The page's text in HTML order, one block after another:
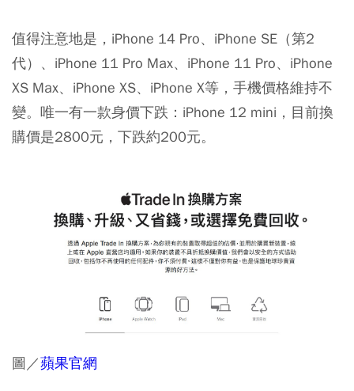
值得注意地是，iPhone 14 Pro、iPhone SE（第2
代）、iPhone 11 Pro Max、iPhone 11 Pro、iPhone
XS Max、iPhone XS、iPhone X等，手機價格維持不
變。唯一有一款身價下跌：iPhone 12 mini，目前換
購價是2800元，下跌約200元。
圖／蘋果官網